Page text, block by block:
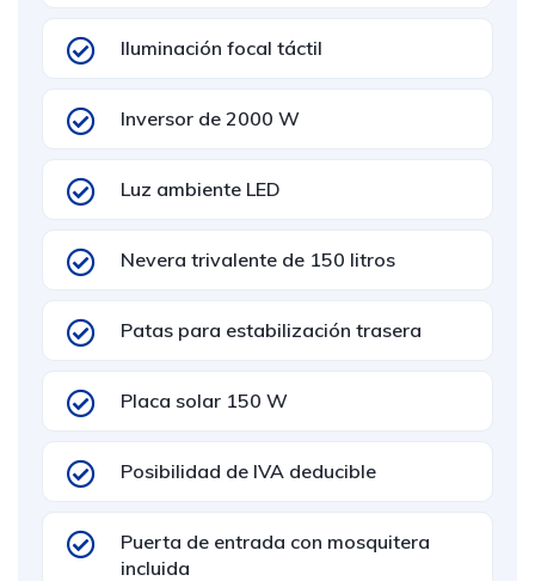
Iluminación focal táctil
Inversor de 2000 W
Luz ambiente LED
Nevera trivalente de 150 litros
Patas para estabilización trasera
Placa solar 150 W
Posibilidad de IVA deducible
Puerta de entrada con mosquitera
incluida